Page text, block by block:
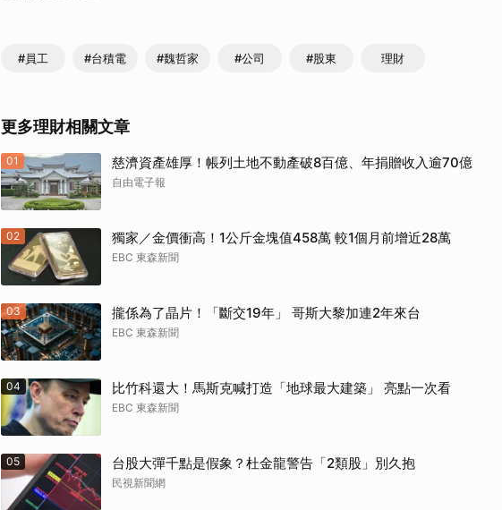
#員工 #台積電 #魏哲家 #公司 #股東 理財
更多理財相關文章
01 慈濟資產雄厚！帳列土地不動產破8百億、年捐贈收入逾70億
自由電子報
02 獨家／金價衝高！1公斤金塊值458萬 較1個月前增近28萬
EBC 東森新聞
03 攏係為了晶片！「斷交19年」 哥斯大黎加連2年來台
EBC 東森新聞
04 比竹科還大！馬斯克喊打造「地球最大建築」 亮點一次看
EBC 東森新聞
05 台股大彈千點是假象？杜金龍警告「2類股」別久抱
民視新聞網